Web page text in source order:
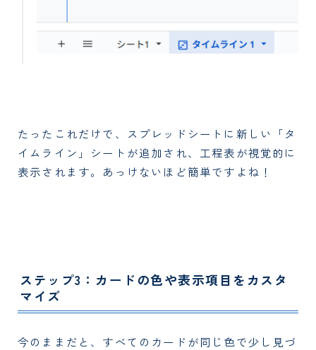
たったこれだけで、スプレッドシートに新しい「タ
イムライン」シートが追加され、工程表が視覚的に
表示されます。あっけないほど簡単ですよね！
ステップ3：カードの色や表示項目をカスタ
マイズ
今のままだと、すべてのカードが同じ色で少し見づ